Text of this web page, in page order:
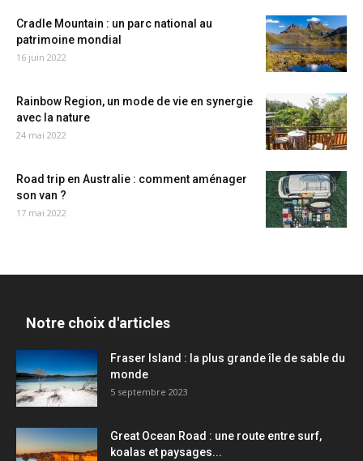
Cradle Mountain : un parc national au
patrimoine mondial
16 juin 2022
Rainbow Region, un mode de vie en synergie
avec la nature
24 mai 2022
Road trip en Australie : comment aménager
son van ?
17 mai 2022
Notre choix d'articles
Fraser Island : la plus grande île de sable du
monde
5 septembre 2023
Great Ocean Road : une route entre surf,
koalas et paysages...